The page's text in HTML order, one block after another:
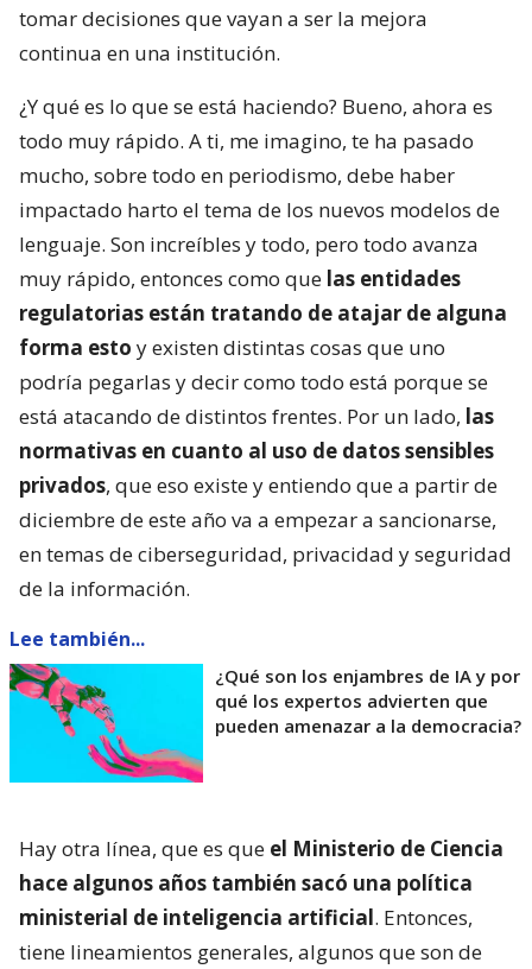
tomar decisiones que vayan a ser la mejora
continua en una institución.
¿Y qué es lo que se está haciendo? Bueno, ahora es
todo muy rápido. A ti, me imagino, te ha pasado
mucho, sobre todo en periodismo, debe haber
impactado harto el tema de los nuevos modelos de
lenguaje. Son increíbles y todo, pero todo avanza
muy rápido, entonces como que las entidades
regulatorias están tratando de atajar de alguna
forma esto y existen distintas cosas que uno
podría pegarlas y decir como todo está porque se
está atacando de distintos frentes. Por un lado, las
normativas en cuanto al uso de datos sensibles
privados, que eso existe y entiendo que a partir de
diciembre de este año va a empezar a sancionarse,
en temas de ciberseguridad, privacidad y seguridad
de la información.
Lee también...
¿Qué son los enjambres de IA y por
qué los expertos advierten que
pueden amenazar a la democracia?
Hay otra línea, que es que el Ministerio de Ciencia
hace algunos años también sacó una política
ministerial de inteligencia artificial. Entonces,
tiene lineamientos generales, algunos que son de